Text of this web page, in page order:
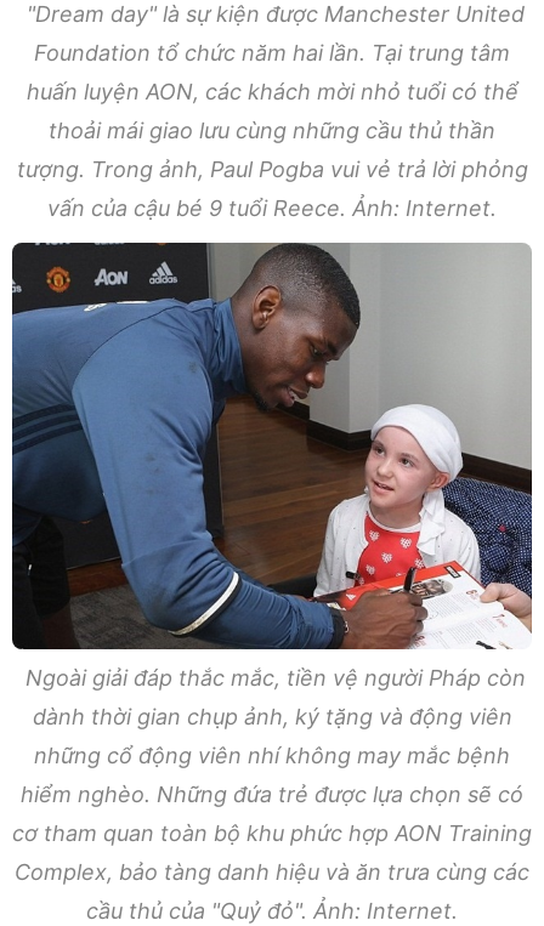
"Dream day" là sự kiện được Manchester United
Foundation tổ chức năm hai lần. Tại trung tâm
huấn luyện AON, các khách mời nhỏ tuổi có thể
thoải mái giao lưu cùng những cầu thủ thần
tượng. Trong ảnh, Paul Pogba vui vẻ trả lời phỏng
vấn của cậu bé 9 tuổi Reece. Ảnh: Internet.
Ngoài giải đáp thắc mắc, tiền vệ người Pháp còn
dành thời gian chụp ảnh, ký tặng và động viên
những cổ động viên nhí không may mắc bệnh
hiểm nghèo. Những đứa trẻ được lựa chọn sẽ có
cơ tham quan toàn bộ khu phức hợp AON Training
Complex, bảo tàng danh hiệu và ăn trưa cùng các
cầu thủ của "Quỷ đỏ". Ảnh: Internet.